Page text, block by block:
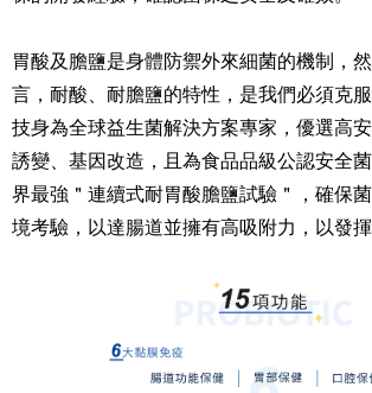
胃酸及膽鹽是身體防禦外來細菌的機制，
言，耐酸、耐膽鹽的特性，是我們必須克
技身為全球益生菌解決方案專家，優選高
誘變、基因改造，且為食品品級公認安全
界最強＂連續式耐胃酸膽鹽試驗＂，確保
境考驗，以達腸道並擁有高吸附力，以發揮